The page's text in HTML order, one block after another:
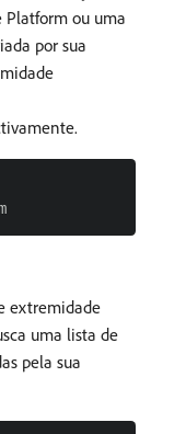
Platform ou uma
por sua
extremidade
uma lista de
pela sua